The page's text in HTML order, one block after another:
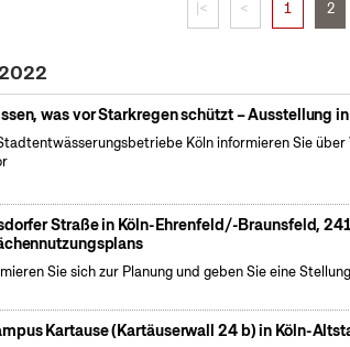
|< < 1 2
was vor Starkregen schützt – Ausstellung
Köln informieren Sie
Straße in Köln-Ehrenfeld/-Braunsfeld,
Sie sich zur Planung und geben Sie eine
Kartause (Kartäuserwall 24 b) in Köln-